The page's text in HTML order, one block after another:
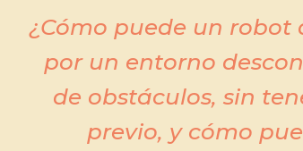
¿Cómo puede un robot
por un entorno
de obstáculos, sin
previo, y cómo